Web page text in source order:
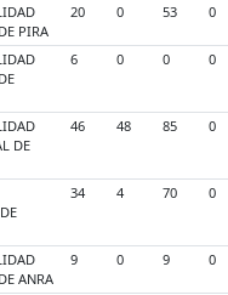
PIRA
20 0 53 0
6 0 0 0
DE
46 48 85 0
34 4 70 0
ANRA
9 0 9 0